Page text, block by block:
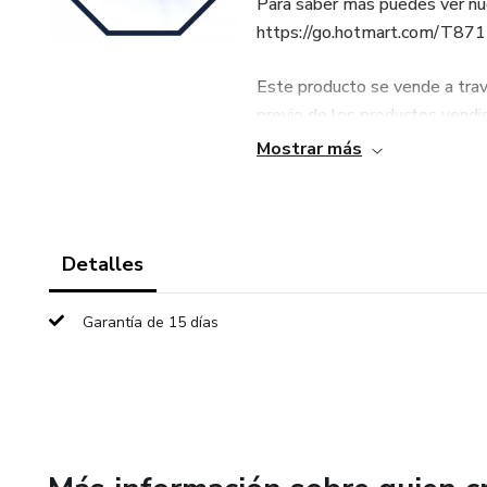
https://go.hotmart.com/
Este producto se vende a
previo de los productos
quienes los producen. La
Mostrar más
Detalles
Garantía de 15 días